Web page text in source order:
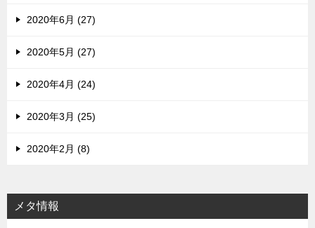
2020年6月 (27)
2020年5月 (27)
2020年4月 (24)
2020年3月 (25)
2020年2月 (8)
メタ情報